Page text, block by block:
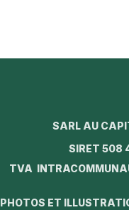
SARL AU
SIRET 508
TVA
PHOTOS ET